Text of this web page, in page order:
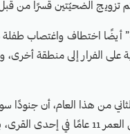
تزويج الضحيّتين قسرًا من قبل
على الفرار إلى منطقة أخرى،
من هذا العام، أن جنودًا
قوات التحالف.